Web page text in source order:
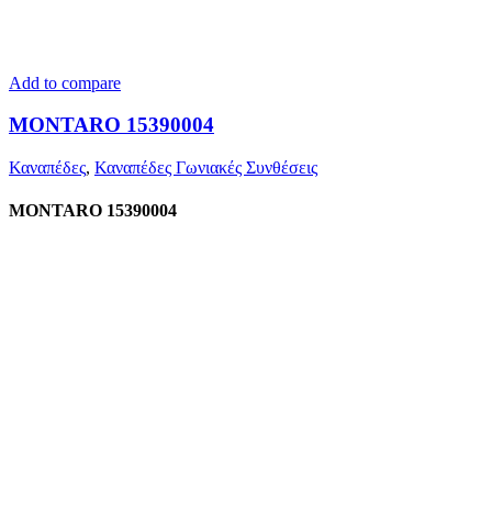
Add to compare
MONTARO 15390004
Καναπέδες, Καναπέδες Γωνιακές Συνθέσεις
MONTARO 15390004